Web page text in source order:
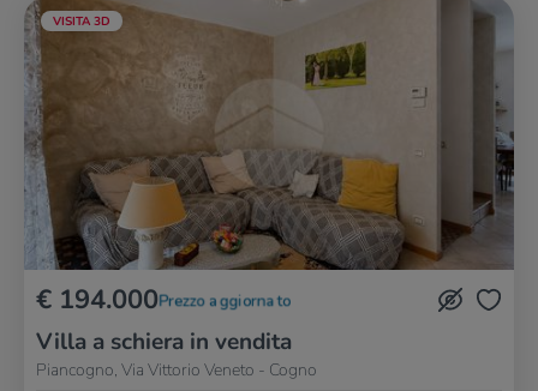
VISITA 3D
€ 194.000Prezzo aggiornato
Villa a schiera in vendita
Piancogno, Via Vittorio Veneto - Cogno